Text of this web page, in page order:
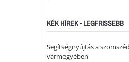
KÉK HÍREK - LEGFRISSEBB
Segítségnyújtás a
vármegyében